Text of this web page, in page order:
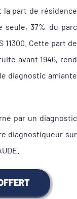
part de résidence
seule, 37% du parc
11300. Cette part de
avant 1946, rend
diagnostic amiante
par un diagnostic
diagnostiqueur sur